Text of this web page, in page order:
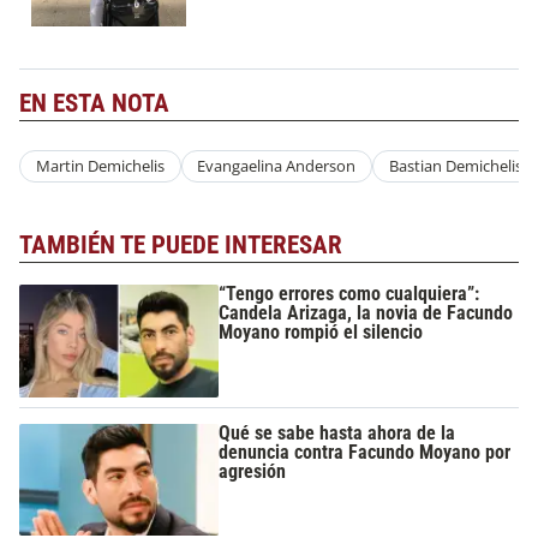
EN ESTA NOTA
Martin Demichelis Evangaelina Anderson Bastian Demichelis
TAMBIÉN TE PUEDE INTERESAR
“Tengo errores como cualquiera”:
Candela Arizaga, la novia de Facundo
Moyano rompió el silencio
Qué se sabe hasta ahora de la
denuncia contra Facundo Moyano por
agresión